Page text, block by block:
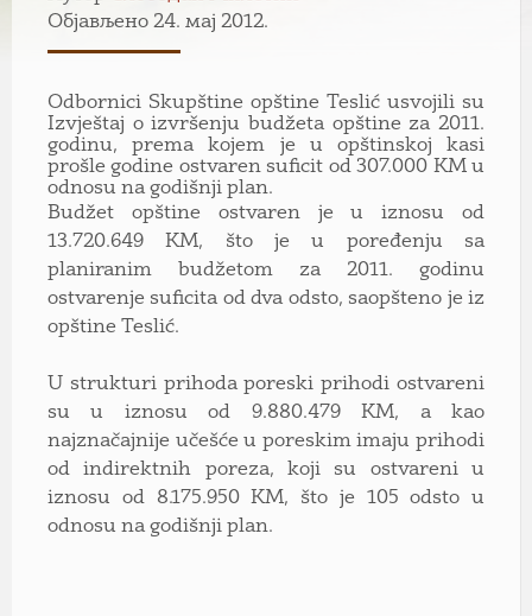
Објављено 24. мај 2012.
Odbornici Skupštine opštine Teslić usvojili su
Izvještaj o izvršenju budžeta opštine za 2011.
godinu, prema kojem je u opštinskoj kasi
prošle godine ostvaren suficit od 307.000 KM u
odnosu na godišnji plan.
Budžet opštine ostvaren je u iznosu od
13.720.649 KM, što je u poređenju sa
planiranim budžetom za 2011. godinu
ostvarenje suficita od dva odsto, saopšteno je iz
opštine Teslić.
U strukturi prihoda poreski prihodi ostvareni
su u iznosu od 9.880.479 KM, a kao
najznačajnije učešće u poreskim imaju prihodi
od indirektnih poreza, koji su ostvareni u
iznosu od 8.175.950 KM, što je 105 odsto u
odnosu na godišnji plan.